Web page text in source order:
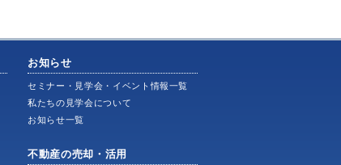
お知らせ
セミナー・見学会・イベント情報一覧
私たちの見学会について
お知らせ一覧
不動産の売却・活用